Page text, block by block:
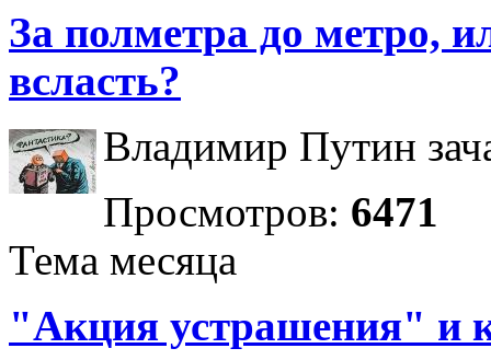
За полметра до метро,
всласть?
Владимир Путин
Просмотров: 6471
Тема месяца
"Акция устрашения" и